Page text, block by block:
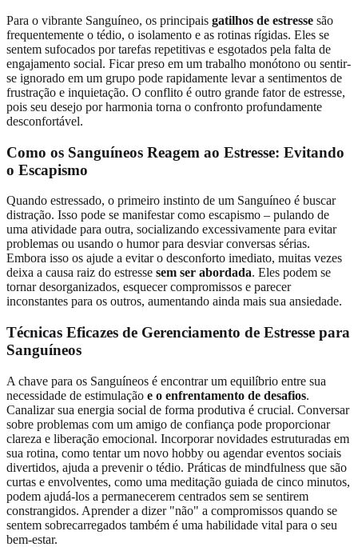
Para o vibrante Sanguíneo, os principais gatilhos de estresse são
frequentemente o tédio, o isolamento e as rotinas rígidas. Eles se
sentem sufocados por tarefas repetitivas e esgotados pela falta de
engajamento social. Ficar preso em um trabalho monótono ou sentir-
se ignorado em um grupo pode rapidamente levar a sentimentos de
frustração e inquietação. O conflito é outro grande fator de estresse,
pois seu desejo por harmonia torna o confronto profundamente
desconfortável.
Como os Sanguíneos Reagem ao Estresse: Evitando
o Escapismo
Quando estressado, o primeiro instinto de um Sanguíneo é buscar
distração. Isso pode se manifestar como escapismo – pulando de
uma atividade para outra, socializando excessivamente para evitar
problemas ou usando o humor para desviar conversas sérias.
Embora isso os ajude a evitar o desconforto imediato, muitas vezes
deixa a causa raiz do estresse sem ser abordada. Eles podem se
tornar desorganizados, esquecer compromissos e parecer
inconstantes para os outros, aumentando ainda mais sua ansiedade.
Técnicas Eficazes de Gerenciamento de Estresse para
Sanguíneos
A chave para os Sanguíneos é encontrar um equilíbrio entre sua
necessidade de estimulação e o enfrentamento de desafios.
Canalizar sua energia social de forma produtiva é crucial. Conversar
sobre problemas com um amigo de confiança pode proporcionar
clareza e liberação emocional. Incorporar novidades estruturadas em
sua rotina, como tentar um novo hobby ou agendar eventos sociais
divertidos, ajuda a prevenir o tédio. Práticas de mindfulness que são
curtas e envolventes, como uma meditação guiada de cinco minutos,
podem ajudá-los a permanecerem centrados sem se sentirem
constrangidos. Aprender a dizer "não" a compromissos quando se
sentem sobrecarregados também é uma habilidade vital para o seu
bem-estar.